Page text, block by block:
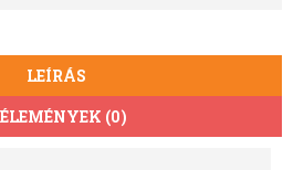
LEÍRÁS
(0)